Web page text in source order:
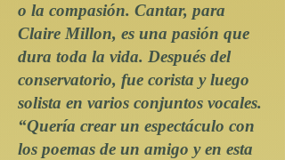
o la compasión. Cantar, para
Claire Millon, es una pasión que
dura toda la vida. Después del
conservatorio, fue corista y luego
solista en varios conjuntos vocales.
“Quería crear un espectáculo con
los poemas de un amigo y en esta